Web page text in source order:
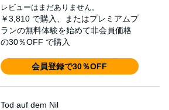
レビューはまだありません。
￥3,810 で購入、またはプレミアムプ
ランの無料体験を始めて非会員価格
の30％OFF で購入
会員登録で30％OFF
Tod auf dem Nil